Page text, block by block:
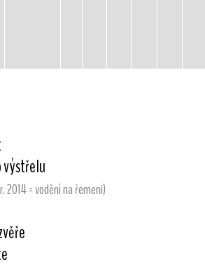
výstřelu
2014 = vodění na řemeni)